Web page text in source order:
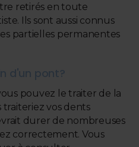
retirés en toute
Ils sont aussi connus
partielles permanentes
d'un pont?
pouvez le traiter de la
vos dents
durer de nombreuses
correctement. Vous